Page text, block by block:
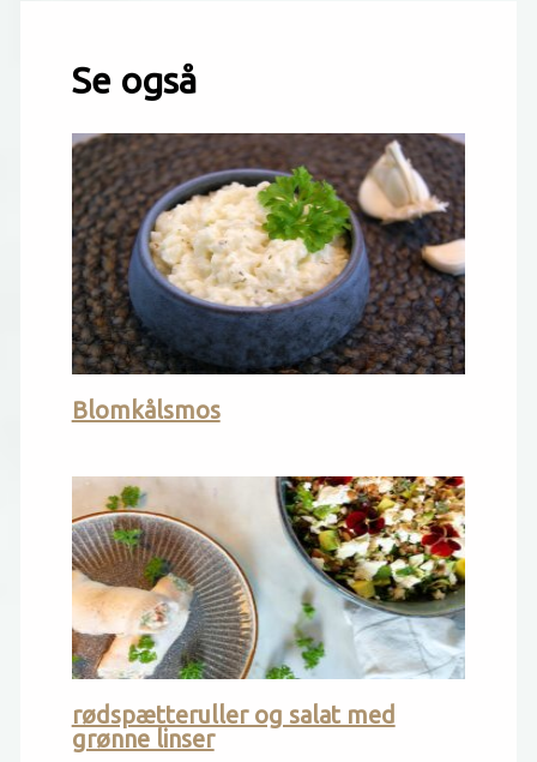
Se også
Blomkålsmos
rødspætteruller og salat med
grønne linser